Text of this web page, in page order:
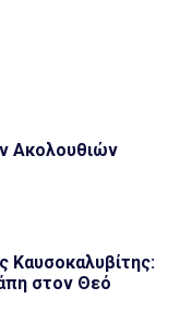
Ακολουθιών
Καυσοκαλυβίτης:
στον Θεό